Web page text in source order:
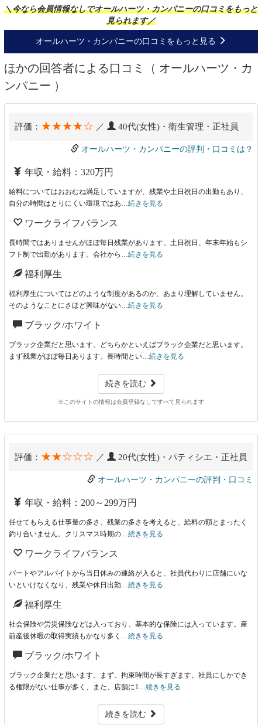
＼今なら会員情報なしでオールハーツ・カンパニーの口コミをもっと
見られます／
オールハーツ・カンパニーの口コミをもっと見る
ほかの回答者による口コミ（ オールハーツ・カ
ンパニー ）
評価： ★★★★☆ ／ 40代(女性)・衛生管理・正社員
オールハーツ・カンパニーの評判・口コミは？
年収・給料：320万円
給料についてはおおむね満足していますが、残業や土日祝日の出勤もあり、
自分の時間はとりにくい環境ではあ… 続きを見る
ワークライフバランス
長時間ではありませんがほぼ毎日残業があります。土日祝日、年末年始もシ
フト制で出勤があります。会社から… 続きを見る
福利厚生
福利厚生についてはどのような制度があるのか、あまり理解していません。
そのようなことにさほど興味がない… 続きを見る
ブラック/ホワイト
ブラック企業だと思います。どちらかといえばブラック企業だと思います。
まず残業がほぼ毎日あります。長時間とい… 続きを見る
続きを読む
※このサイトの情報は会員登録なしですべて見られます
評価： ★★☆☆☆ ／ 20代(女性)・パティシエ・正社員
オールハーツ・カンパニーの評判・口コミ
年収・給料：200～299万円
任せてもらえる仕事量の多さ、残業の多さを考えると、給料の額とまったく
釣り合いません。クリスマス時期の… 続きを見る
ワークライフバランス
パートやアルバイトから当日休みの連絡が入ると、社員代わりに店舗にいな
いといけなくなり、残業や休日出勤… 続きを見る
福利厚生
社会保険や労災保険などは入っており、基本的な保険には入っています。産
前産後休暇の取得実績もかなり多く… 続きを見る
ブラック/ホワイト
ブラック企業だと思います。まず、拘束時間が長すぎます。社員にしかでき
る権限がない仕事が多く、また、店舗に1… 続きを見る
続きを読む